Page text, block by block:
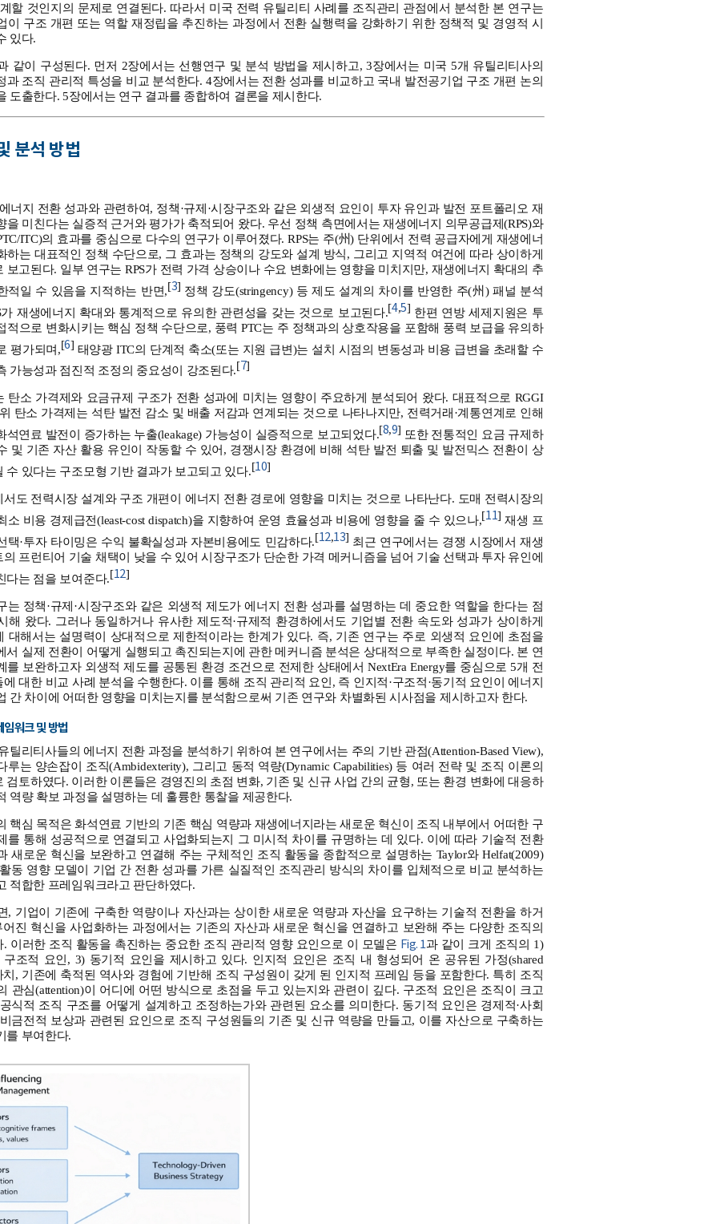
할 것인지의 문제로 연결된다. 따라서 미국 전력 유틸리티 사례를 조직관리 관점에서 분석한 본 연구는
이 구조 개편 또는 역할 재정립을 추진하는 과정에서 전환 실행력을 강화하기 위한 정책적 및 경영적 시
있다.
같이 구성된다. 먼저 2장에서는 선행연구 및 분석 방법을 제시하고, 3장에서는 미국 5개 유틸리티사의
과 조직 관리적 특성을 비교 분석한다. 4장에서는 전환 성과를 비교하고 국내 발전공기업 구조 개편 논의
도출한다. 5장에서는 연구 결과를 종합하여 결론을 제시한다.
분석 방법
너지 전환 성과와 관련하여, 정책·규제·시장구조와 같은 외생적 요인이 투자 유인과 발전 포트폴리오 재
을 미친다는 실증적 근거와 평가가 축적되어 왔다. 우선 정책 측면에서는 재생에너지 의무공급제(RPS)와
ITC)의 효과를 중심으로 다수의 연구가 이루어졌다. RPS는 주(州) 단위에서 전력 공급자에게 재생에너
하는 대표적인 정책 수단으로, 그 효과는 정책의 강도와 설계 방식, 그리고 지역적 여건에 따라 상이하게
보고된다. 일부 연구는 RPS가 전력 가격 상승이나 수요 변화에는 영향을 미치지만, 재생에너지 확대의 추
적일 수 있음을 지적하는 반면,[3] 정책 강도(stringency) 등 제도 설계의 차이를 반영한 주(州) 패널 분석
가 재생에너지 확대와 통계적으로 유의한 관련성을 갖는 것으로 보고된다.[4,5] 한편 연방 세제지원은 투
적으로 변화시키는 핵심 정책 수단으로, 풍력 PTC는 주 정책과의 상호작용을 포함해 풍력 보급을 유의하
평가되며,[6] 태양광 ITC의 단계적 축소(또는 지원 급변)는 설치 시점의 변동성과 비용 급변을 초래할 수
가능성과 점진적 조정의 중요성이 강조된다.[7]
탄소 가격제와 요금규제 구조가 전환 성과에 미치는 영향이 주요하게 분석되어 왔다. 대표적으로 RGGI
탄소 가격제는 석탄 발전 감소 및 배출 저감과 연계되는 것으로 나타나지만, 전력거래·계통연계로 인해
석연료 발전이 증가하는 누출(leakage) 가능성이 실증적으로 보고되었다.[8,9] 또한 전통적인 요금 규제하
및 기존 자산 활용 유인이 작동할 수 있어, 경쟁시장 환경에 비해 석탄 발전 퇴출 및 발전믹스 전환이 상
수 있다는 구조모형 기반 결과가 보고되고 있다.[10]
도 전력시장 설계와 구조 개편이 에너지 전환 경로에 영향을 미치는 것으로 나타난다. 도매 전력시장의
소 비용 경제급전(least-cost dispatch)을 지향하여 운영 효율성과 비용에 영향을 줄 수 있으나,[11] 재생 프
택·투자 타이밍은 수익 불확실성과 자본비용에도 민감하다.[12,13] 최근 연구에서는 경쟁 시장에서 재생
프런티어 기술 채택이 낮을 수 있어 시장구조가 단순한 가격 메커니즘을 넘어 기술 선택과 투자 유인에
다는 점을 보여준다.[12]
는 정책·규제·시장구조와 같은 외생적 제도가 에너지 전환 성과를 설명하는 데 중요한 역할을 한다는 점
해 왔다. 그러나 동일하거나 유사한 제도적·규제적 환경하에서도 기업별 전환 속도와 성과가 상이하게
대해서는 설명력이 상대적으로 제한적이라는 한계가 있다. 즉, 기존 연구는 주로 외생적 요인에 초점을
서 실제 전환이 어떻게 실행되고 촉진되는지에 관한 메커니즘 분석은 상대적으로 부족한 실정이다. 본 연
를 보완하고자 외생적 제도를 공통된 환경 조건으로 전제한 상태에서 NextEra Energy를 중심으로 5개 전
대한 비교 사례 분석을 수행한다. 이를 통해 조직 관리적 요인, 즉 인지적·구조적·동기적 요인이 에너지
간 차이에 어떠한 영향을 미치는지를 분석함으로써 기존 연구와 차별화된 시사점을 제시하고자 한다.
워크 및 방법
틸리티사들의 에너지 전환 과정을 분석하기 위하여 본 연구에서는 주의 기반 관점(Attention-Based View),
루는 양손잡이 조직(Ambidexterity), 그리고 동적 역량(Dynamic Capabilities) 등 여러 전략 및 조직 이론의
검토하였다. 이러한 이론들은 경영진의 초점 변화, 기존 및 신규 사업 간의 균형, 또는 환경 변화에 대응하
역량 확보 과정을 설명하는 데 훌륭한 통찰을 제공한다.
핵심 목적은 화석연료 기반의 기존 핵심 역량과 재생에너지라는 새로운 혁신이 조직 내부에서 어떠한 구
를 통해 성공적으로 연결되고 사업화되는지 그 미시적 차이를 규명하는 데 있다. 이에 따라 기술적 전환
새로운 혁신을 보완하고 연결해 주는 구체적인 조직 활동을 종합적으로 설명하는 Taylor와 Helfat(2009)
동 영향 모델이 기업 간 전환 성과를 가른 실질적인 조직관리 방식의 차이를 입체적으로 비교 분석하는
적합한 프레임워크라고 판단하였다.
, 기업이 기존에 구축한 역량이나 자산과는 상이한 새로운 역량과 자산을 요구하는 기술적 전환을 하거
진 혁신을 사업화하는 과정에서는 기존의 자산과 새로운 혁신을 연결하고 보완해 주는 다양한 조직의
. 이러한 조직 활동을 촉진하는 중요한 조직 관리적 영향 요인으로 이 모델은 Fig. 1과 같이 크게 조직의 1)
조적 요인, 3) 동기적 요인을 제시하고 있다. 인지적 요인은 조직 내 형성되어 온 공유된 가정(shared
치, 기존에 축적된 역사와 경험에 기반해 조직 구성원이 갖게 된 인지적 프레임 등을 포함한다. 특히 조직
관심(attention)이 어디에 어떤 방식으로 초점을 두고 있는지와 관련이 깊다. 구조적 요인은 조직이 크고
식적 조직 구조를 어떻게 설계하고 조정하는가와 관련된 요소를 의미한다. 동기적 요인은 경제적·사회
금전적 보상과 관련된 요인으로 조직 구성원들의 기존 및 신규 역량을 만들고, 이를 자산으로 구축하는
를 부여한다.